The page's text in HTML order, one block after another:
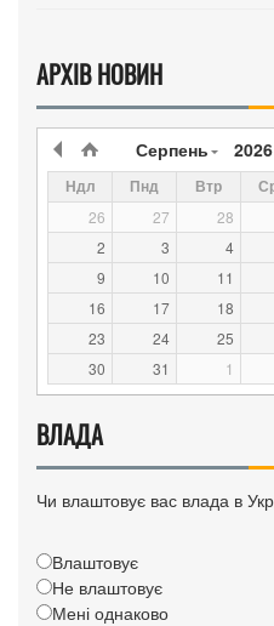
АРХІВ НОВИН
Серпень 2026
Ндл Пнд Втр
26 27 28
2
3 4
9
10 11
16
17 18
23
24 25
30
31 1
ВЛАДА
Чи влаштовує вас влада в
Влаштовує
Не влаштовує
Мені однаково